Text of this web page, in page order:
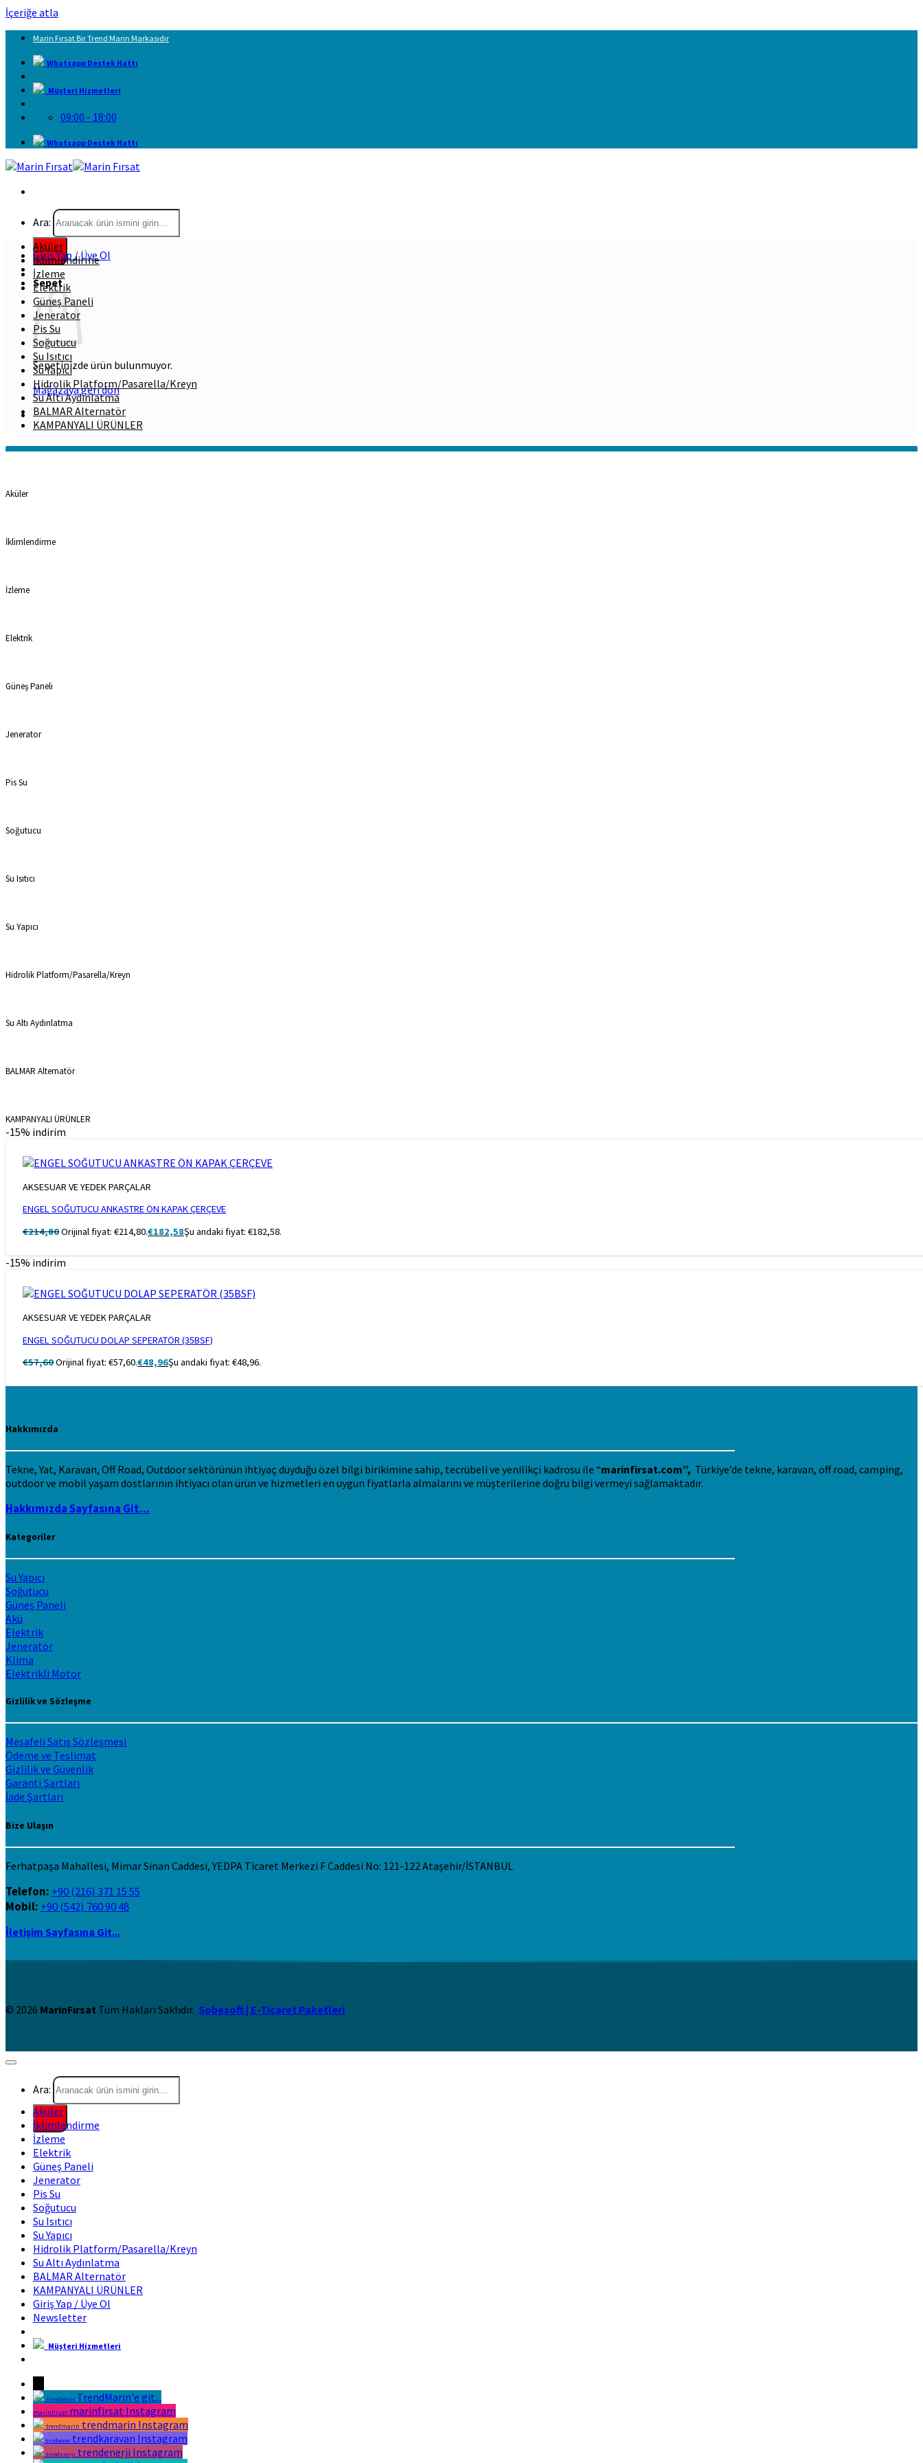
İçeriğe atla
Marin Fırsat Bir Trend Marin Markasıdır
Whatsapp Destek Hattı
Müşteri Hizmetleri
09:00 - 18:00
Whatsapp Destek Hattı
Ara:
Giriş Yap / Üye Ol
Sepet
Sepetinizde ürün bulunmuyor.
Mağazaya geri dön
Aküler
İklimlendirme
İzleme
Elektrik
Güneş Paneli
Jenerator
Pis Su
Soğutucu
Su Isıtıcı
Su Yapıcı
Hidrolik Platform/Pasarella/Kreyn
Su Altı Aydınlatma
BALMAR Alternatör
KAMPANYALI ÜRÜNLER
Aküler
İklimlendirme
İzleme
Elektrik
Güneş Paneli
Jenerator
Pis Su
Soğutucu
Su Isıtıcı
Su Yapıcı
Hidrolik Platform/Pasarella/Kreyn
Su Altı Aydınlatma
BALMAR Alternatör
KAMPANYALI ÜRÜNLER
-15% indirim
AKSESUAR VE YEDEK PARÇALAR
ENGEL SOĞUTUCU ANKASTRE ÖN KAPAK ÇERÇEVE
€214,80Orijinal fiyat: €214,80.€182,58Şu andaki fiyat: €182,58.
-15% indirim
AKSESUAR VE YEDEK PARÇALAR
ENGEL SOĞUTUCU DOLAP SEPERATÖR (35BSF)
€57,60Orijinal fiyat: €57,60.€48,96Şu andaki fiyat: €48,96.
Hakkımızda
Tekne, Yat, Karavan, Off Road, Outdoor sektörünün ihtiyaç duyduğu özel bilgi birikimine sahip, tecrübeli ve yenilikçi kadrosu ile “marinfirsat.com”, Türkiye’de tekne, karavan, off road, camping,
outdoor ve mobil yaşam dostlarının ihtiyacı olan ürün ve hizmetleri en uygun fiyatlarla almalarını ve müşterilerine doğru bilgi vermeyi sağlamaktadır.
Hakkımızda Sayfasına Git...
Kategoriler
Su Yapıcı
Soğutucu
Güneş Paneli
Akü
Elektrik
Jeneratör
Klima
Elektrikli Motor
Gizlilik ve Sözleşme
Mesafeli Satış Sözleşmesi
Ödeme ve Teslimat
Gizlilik ve Güvenlik
Garanti Şartları
İade Şartları
Bize Ulaşın
Ferhatpaşa Mahallesi, Mimar Sinan Caddesi, YEDPA Ticaret Merkezi F Caddesi No: 121-122 Ataşehir/İSTANBUL
Telefon: +90 (216) 371 15 55
Mobil: +90 (542) 760 90 48
İletişim Sayfasına Git...
© 2026 MarinFırsat Tüm Hakları Saklıdır. Sobesoft | E-Ticaret Paketleri
Ara:
Aküler
İklimlendirme
İzleme
Elektrik
Güneş Paneli
Jenerator
Pis Su
Soğutucu
Su Isıtıcı
Su Yapıcı
Hidrolik Platform/Pasarella/Kreyn
Su Altı Aydınlatma
BALMAR Alternatör
KAMPANYALI ÜRÜNLER
Giriş Yap / Üye Ol
Newsletter
Müşteri Hizmetleri
TrendMarin TrendMarin'e git...
marinfirsat marinfirsat Instagram
trendmarin trendmarin Instagram
trendkaravan trendkaravan Instagram
trendenerji trendenerji Instagram